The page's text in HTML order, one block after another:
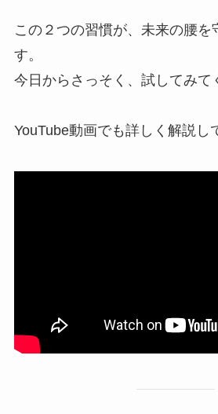
この２つの習慣が、未来の腰を
す。
今日からさっそく、試してみて
YouTube動画でも詳しく解説し